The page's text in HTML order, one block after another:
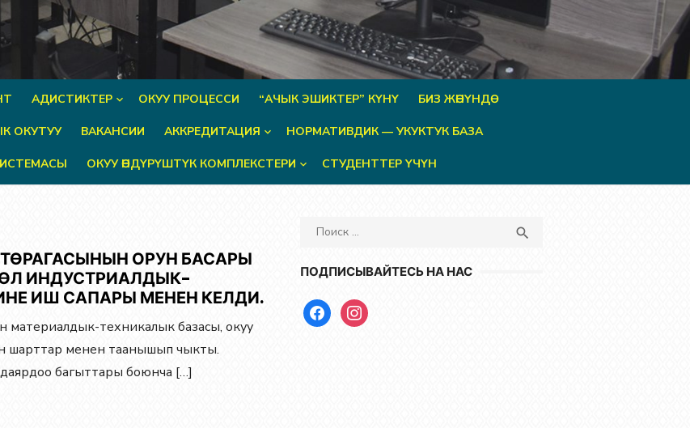
АДИСТИКТЕР ОКУУ ПРОЦЕССИ “АЧЫК ЭШИКТЕР” КҮНҮ БИЗ ЖӨНҮНДӨ
ОКУТУУ ВАКАНСИИ АККРЕДИТАЦИЯ НОРМАТИВДИК — УКУКТУК БАЗА
ОКУУ ӨНДҮРҮШТҮК КОМПЛЕКСТЕРИ СТУДЕНТТЕР ҮЧҮН
ОРУН БАСАРЫ
ИНДУСТРИАЛДЫК-
ИШ САПАРЫ МЕНЕН КЕЛДИ.
техникалык базасы, окуу
шарттар менен таанышып чыкты.
багыттары боюнча […]
Искать

ПОДПИСЫВАЙТЕСЬ НА НАС
facebookinstagram